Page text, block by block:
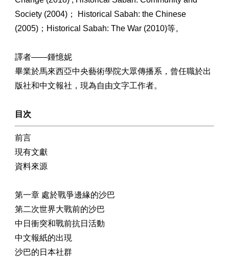
Society (2004)； Historical Sabah: the Chinese
(2005)；Historical Sabah: The War (2010)等。
譯者——鍾憶妮
畢業於馬來西亞中央藝術學院大眾傳播系，曾任職於出
版社和中文報社，現為自由文字工作者。
目次
前言
現有文獻
資料來源
第一章 處於戰爭邊緣的沙巴
第二次世界大戰前的沙巴
中日衝突和戰前抗日活動
中文報紙的出現
沙巴的日本社群